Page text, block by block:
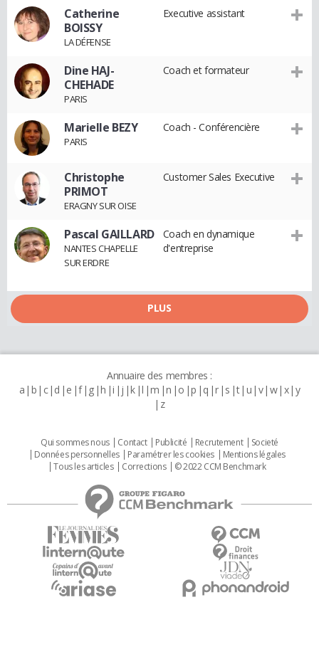
Catherine
BOISSY
LA DÉFENSE
Executive assistant
Dine HAJ-
CHEHADE
PARIS
Coach et formateur
Marielle BEZY
PARIS
Coach - Conférencière
Christophe
PRIMOT
ERAGNY SUR OISE
Customer Sales Executive
Pascal GAILLARD
NANTES CHAPELLE
SUR ERDRE
Coach en dynamique
d'entreprise
PLUS
Annuaire des membres :
a b c d e f g h i j k l m n o p q r s t u v w x y
z
Qui sommes nous Contact Publicité Recrutement
Societé
Données personnelles
Paramétrer les cookies
Mentions légales
Tous les articles
Corrections © 2022 CCM Benchmark